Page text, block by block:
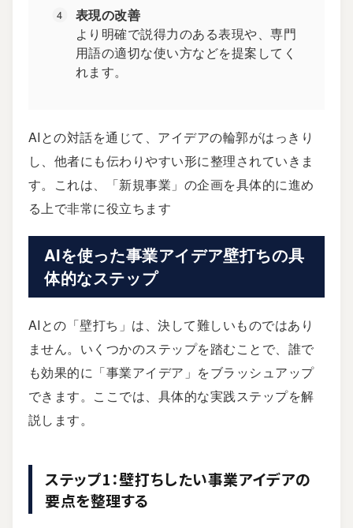
表現の改善
より明確で説得力のある表現や、専門
用語の適切な使い方などを提案してく
れます。
AIとの対話を通じて、アイデアの輪郭がはっきり
し、他者にも伝わりやすい形に整理されていきま
す。これは、「新規事業」の企画を具体的に進め
る上で非常に役立ちます
AIを使った事業アイデア壁打ちの具
体的なステップ
AIとの「壁打ち」は、決して難しいものではあり
ません。いくつかのステップを踏むことで、誰で
も効果的に「事業アイデア」をブラッシュアップ
できます。ここでは、具体的な実践ステップを解
説します。
ステップ1：壁打ちしたい事業アイデアの
要点を整理する